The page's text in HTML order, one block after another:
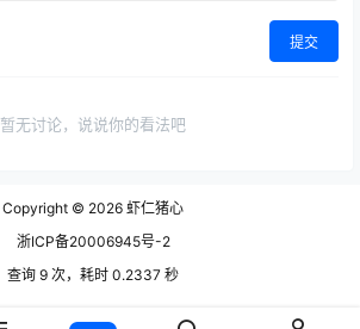
提交
暂无讨论，说说你的看法吧
Copyright © 2026 虾仁猪心
浙ICP备20006945号-2
查询 9 次，耗时 0.2337 秒